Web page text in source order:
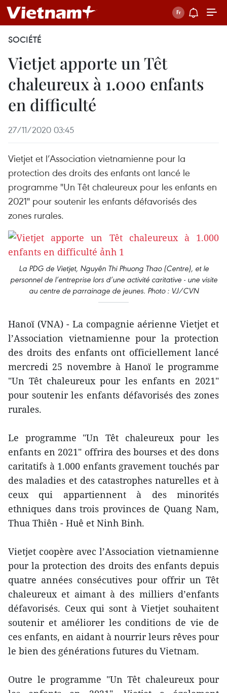
SOCIÉTÉ
Vietjet apporte un Têt
chaleureux à 1.000 enfants
en difficulté
27/11/2020 03:45
Vietjet et l’Association vietnamienne pour la
protection des droits des enfants ont lancé le
programme "Un Têt chaleureux pour les enfants en
2021" pour soutenir les enfants défavorisés des
zones rurales.
La PDG de Vietjet, Nguyên Thi Phuong Thao (Centre), et le
personnel de l’entreprise lors d’une activité caritative - une visite
au centre de parrainage de jeunes. Photo : VJ/CVN
Hanoï (VNA) - La compagnie aérienne Vietjet et
l’Association vietnamienne pour la protection
des droits des enfants ont officiellement lancé
mercredi 25 novembre à Hanoï le programme
"Un Têt chaleureux pour les enfants en 2021"
pour soutenir les enfants défavorisés des zones
rurales.
Le programme "Un Têt chaleureux pour les
enfants en 2021" offrira des bourses et des dons
caritatifs à 1.000 enfants gravement touchés par
des maladies et des catastrophes naturelles et à
ceux qui appartiennent à des minorités
ethniques dans trois provinces de Quang Nam,
Thua Thiên - Huê et Ninh Binh.
Vietjet coopère avec l’Association vietnamienne
pour la protection des droits des enfants depuis
quatre années consécutives pour offrir un Têt
chaleureux et aimant à des milliers d’enfants
défavorisés. Ceux qui sont à Vietjet souhaitent
soutenir et améliorer les conditions de vie de
ces enfants, en aidant à nourrir leurs rêves pour
le bien des générations futures du Vietnam.
Outre le programme "Un Têt chaleureux pour